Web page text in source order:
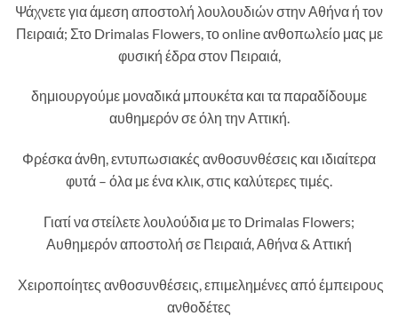
Ψάχνετε για άμεση αποστολή λουλουδιών στην Αθήνα ή τον
Πειραιά; Στο Drimalas Flowers, το online ανθοπωλείο μας με
φυσική έδρα στον Πειραιά,
δημιουργούμε μοναδικά μπουκέτα και τα παραδίδουμε
αυθημερόν σε όλη την Αττική.
Φρέσκα άνθη, εντυπωσιακές ανθοσυνθέσεις και ιδιαίτερα
φυτά – όλα με ένα κλικ, στις καλύτερες τιμές.
Γιατί να στείλετε λουλούδια με το Drimalas Flowers;
Αυθημερόν αποστολή σε Πειραιά, Αθήνα & Αττική
Χειροποίητες ανθοσυνθέσεις, επιμελημένες από έμπειρους
ανθοδέτες